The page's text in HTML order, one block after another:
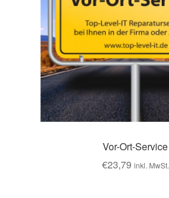
Vor-Ort-Service
€23,79 inkl. MwSt.